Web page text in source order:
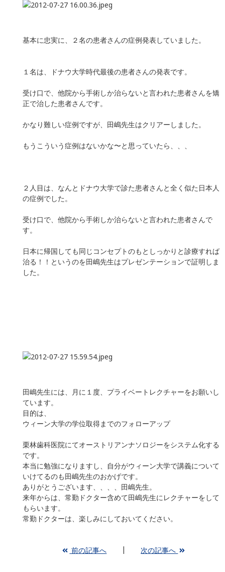
基本に忠実に、２名の患者さんの症例発表していました。
１名は、ドナウ大学時代最後の患者さんの発表です。
受け口で、他院から手術しか治らないと言われた患者さんを矯
正で治した患者さんです。
かなり難しい症例ですが、田嶋先生はクリアーしました。
もうこういう症例はないかな〜と思っていたら、、、
２人目は、なんとドナウ大学で診た患者さんと全く似た日本人
の症例でした。
受け口で、他院から手術しか治らないと言われた患者さんで
す。
日本に帰国しても同じコンセプトのもとしっかりと診療すれば
治る！！というのを田嶋先生はプレゼンテーションで証明しま
した。
田嶋先生には、月に１度、プライベートレクチャーをお願いし
ています。
目的は、
ウィーン大学の学位取得までのフォローアップ
栗林歯科医院にてオーストリアンナソロジーをシステム化する
です。
本当に勉強になりますし、自分がウィーン大学で講義について
いけてるのも田嶋先生のおかげです。
ありがとうございます、、、、田嶋先生。
来年からは、常勤ドクター含めて田嶋先生にレクチャーをして
もらいます。
常勤ドクターは、楽しみにしておいてください。
前の記事へ 次の記事へ